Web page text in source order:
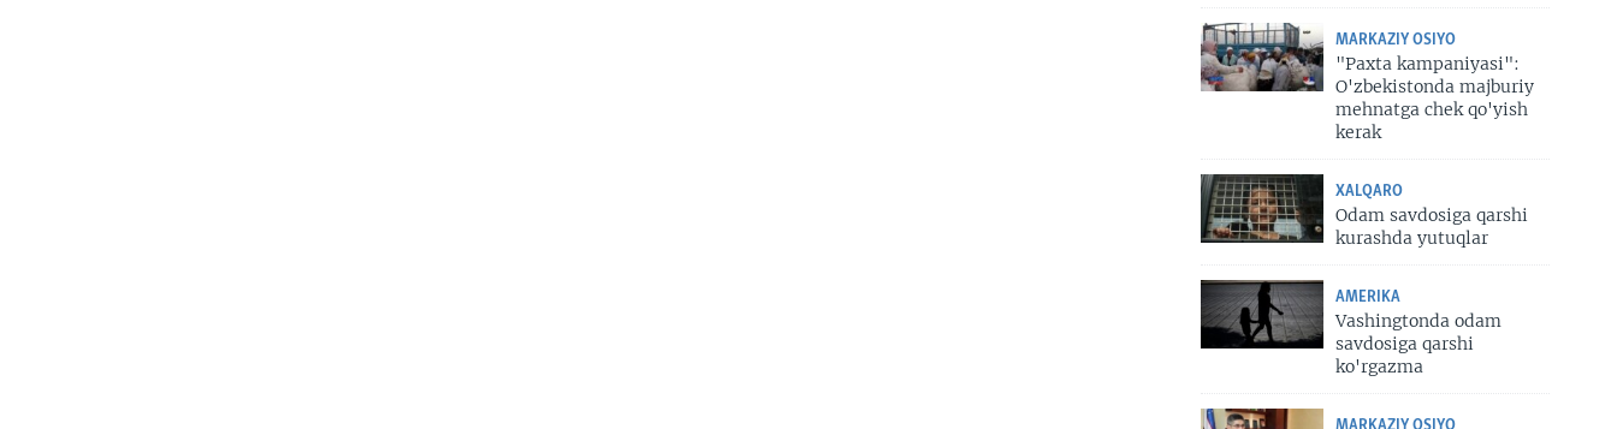
MARKAZIY OSIYO
"Paxta kampaniyasi":
O'zbekistonda majburiy
mehnatga chek qo'yish
kerak
XALQARO
Odam savdosiga qarshi
kurashda yutuqlar
AMERIKA
Vashingtonda odam
savdosiga qarshi
ko'rgazma
MARKAZIY OSIYO